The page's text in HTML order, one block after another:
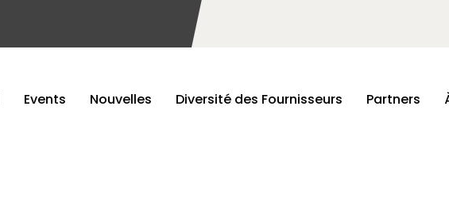
Events Nouvelles Diversité des Fournisseurs Partners